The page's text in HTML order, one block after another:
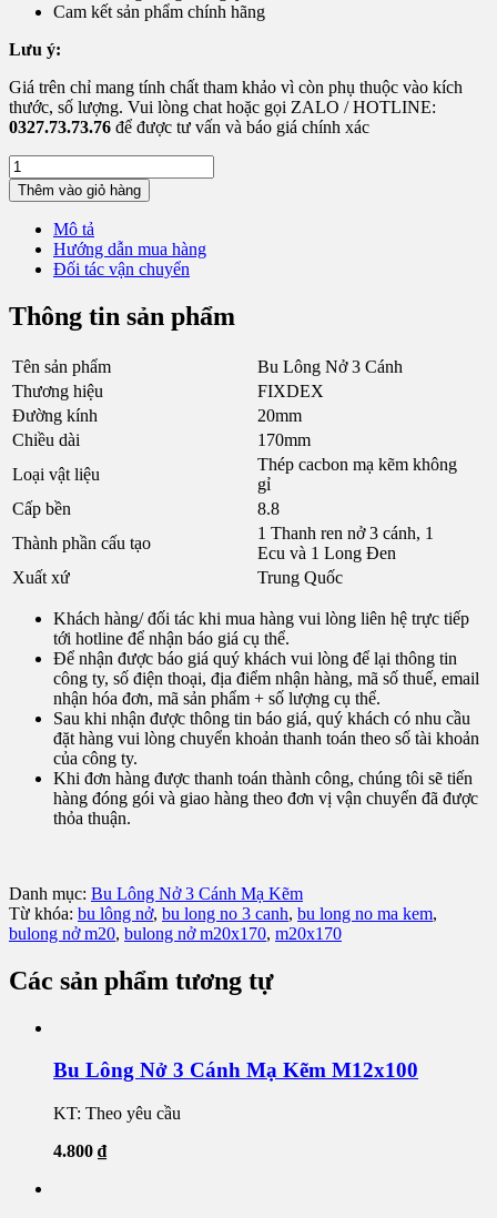
Cam kết sản phẩm chính hãng
Lưu ý:
Giá trên chỉ mang tính chất tham khảo vì còn phụ thuộc vào kích
thước, số lượng. Vui lòng chat hoặc gọi ZALO / HOTLINE:
0327.73.73.76 để được tư vấn và báo giá chính xác
Bu
Lông
Nở
Cánh
M20x170
số
Thêm vào giỏ hàng
Mô tả
Hướng dẫn mua hàng
Đối tác vận chuyển
Thông tin sản phẩm
Tên sản phẩm
Bu Lông Nở 3 Cánh
Thương hiệu
FIXDEX
Đường kính
20mm
Chiều dài
170mm
Loại vật liệu
Thép cacbon mạ kẽm không
gỉ
Cấp bền
8.8
Thành phần cấu tạo
1 Thanh ren nở 3 cánh, 1
Ecu và 1 Long Đen
Xuất xứ
Trung Quốc
Khách hàng/ đối tác khi mua hàng vui lòng liên hệ trực tiếp
tới hotline để nhận báo giá cụ thể.
Để nhận được báo giá quý khách vui lòng để lại thông tin
công ty, số điện thoại, địa điểm nhận hàng, mã số thuế, email
nhận hóa đơn, mã sản phẩm + số lượng cụ thể.
Sau khi nhận được thông tin báo giá, quý khách có nhu cầu
đặt hàng vui lòng chuyển khoản thanh toán theo số tài khoản
của công ty.
Khi đơn hàng được thanh toán thành công, chúng tôi sẽ tiến
hàng đóng gói và giao hàng theo đơn vị vận chuyển đã được
thỏa thuận.
Danh mục: Bu Lông Nở 3 Cánh Mạ Kẽm
Từ khóa: bu lông nở, bu long no 3 canh, bu long no ma kem,
bulong nở m20, bulong nở m20x170, m20x170
Các sản phẩm tương tự
Bu Lông Nở 3 Cánh Mạ Kẽm M12x100
KT: Theo yêu cầu
4.800 ₫